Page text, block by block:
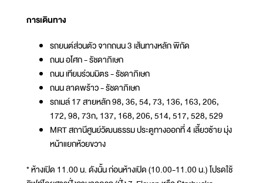
การเดินทาง
รถยนต์ส่วนตัว จากถนน 3 เส้นทางหลัก พิกัด
ถนน อโศก - รัชดาภิเษก
ถนน เทียมร่วมมิตร - รัชดาภิเษก
ถนน ลาดพร้าว - รัชดาภิเษก
รถเมล์ 17 สายหลัก 98, 36, 54, 73, 136, 163, 206,
172, 98, 73ก, 137, 168, 206, 514, 517, 528, 529
MRT สถานีศูนย์วัฒนธรรม ประตูทางออกที่ 4 เลี้ยวซ้าย มุ่ง
หน้าแยกห้วยขวาง
* ห้างเปิด 11.00 น. ดังนั้น ก่อนห้างเปิด (10.00-11.00 น.) โปรดใช้